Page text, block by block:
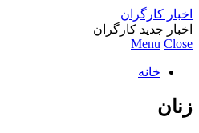
اخبار کارگران
اخبار جدید کارگران
Menu Close
خانه
زنان